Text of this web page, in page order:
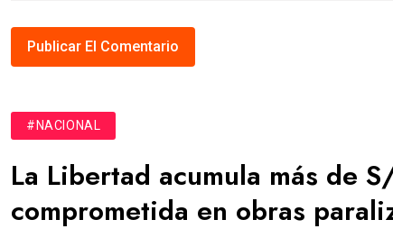
#NACIONAL
La Libertad acumula más de
comprometida en obras